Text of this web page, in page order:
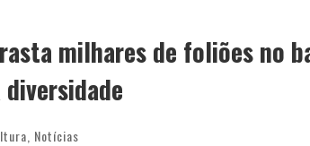
milhares de foliões no
Notícias